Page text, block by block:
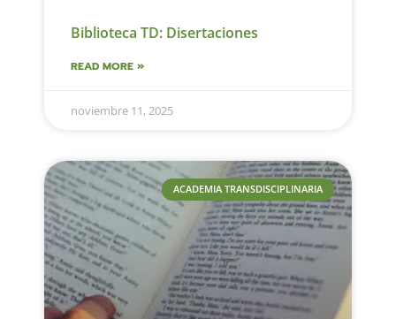
Biblioteca TD: Disertaciones
READ MORE »
noviembre 11, 2025
ACADEMIA TRANSDISCIPLINARIA